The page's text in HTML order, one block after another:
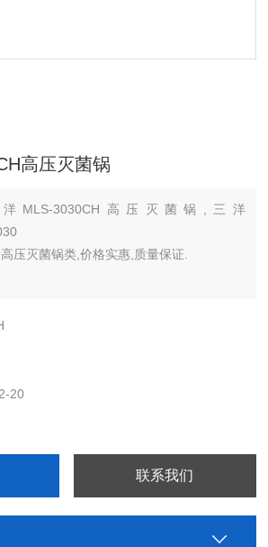
高压灭菌锅
MLS-3030CH高压灭菌锅,三洋
压灭菌锅类,价格实惠,质量保证.
20
联系我们